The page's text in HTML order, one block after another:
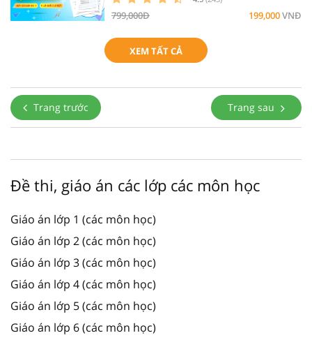
799,000Đ 199,000VNĐ
XEM TẤT CẢ
Trang trước Trang sau
Đề thi, giáo án các lớp các môn học
Giáo án lớp 1 (các môn học)
Giáo án lớp 2 (các môn học)
Giáo án lớp 3 (các môn học)
Giáo án lớp 4 (các môn học)
Giáo án lớp 5 (các môn học)
Giáo án lớp 6 (các môn học)